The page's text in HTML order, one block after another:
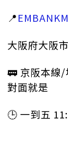
📍
大阪府大阪
🚃 京阪本線
對面就是
🕒 一到五